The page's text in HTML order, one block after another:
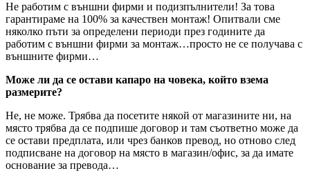
Не работим с външни фирми и подизпълнители! За това
гарантираме на 100% за качествен монтаж! Опитвали сме
няколко пъти за определени периоди през годините да
работим с външни фирми за монтаж…просто не се получава с
външните фирми…
Може ли да се остави капаро на човека, който взема
размерите?
Не, не може. Трябва да посетите някой от магазините ни, на
място трябва да се подпише договор и там съответно може да
се остави предплата, или чрез банков превод, но отново след
подписване на договор на място в магазин/офис, за да имате
основание за превода…